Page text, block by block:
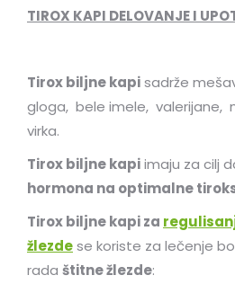
TIROX KAPI DELOVANJE I
Tirox biljne kapisadrže
gloga, bele imele, valerijane,
virka.
Tirox biljne kapiimaju za cilj
hormona na optimalne
Tirox biljne kapiza
žlezdese koriste za lečenje
rada štitne žlezde: